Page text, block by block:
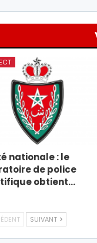
nationale : le
de police
obtient…
SUIVANT